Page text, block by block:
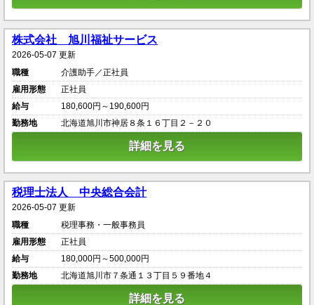
株式会社 旭川福祉サービス
2026-05-07 更新
職種
介護助手／正社員
雇用形態
正社員
給与
180,600円～190,600円
勤務地
北海道旭川市神居８条１６丁目２－２０
詳細を見る
税理士法人 中央総合会計
2026-05-07 更新
職種
税理事務・一般事務員
雇用形態
正社員
給与
180,000円～500,000円
勤務地
北海道旭川市７条通１３丁目５９番地４
詳細を見る